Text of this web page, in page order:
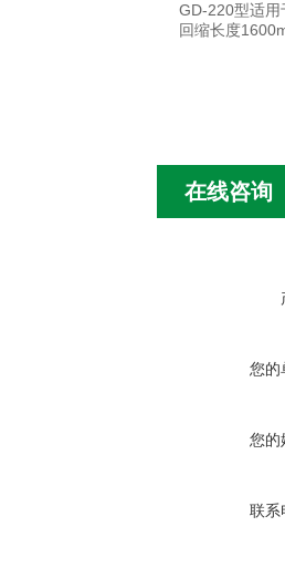
GD-220型适用
回缩长度
在线咨询
您的
您的
联系